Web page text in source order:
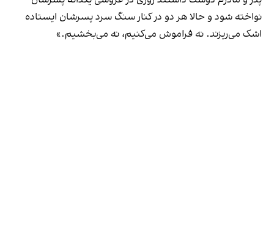
نواخته شود و حالا هر دو در کنار سنگ سرد پسرشان ایستاده
اشک می‌ریزند. نه فراموش می‌کنیم، نه می‌بخشیم.»